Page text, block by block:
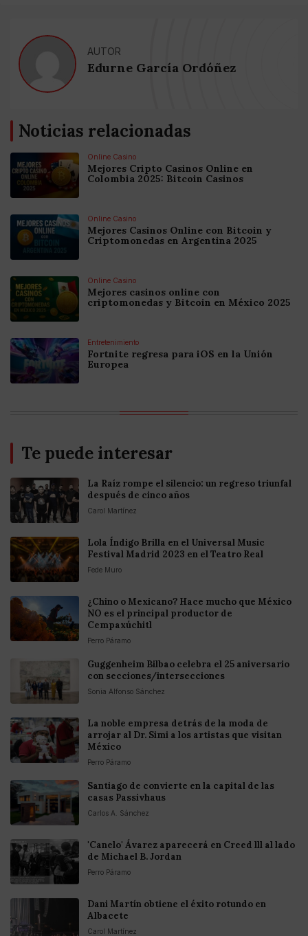
AUTOR
Edurne García Ordóñez
Noticias relacionadas
Online Casino
Mejores Cripto Casinos Online en
Colombia 2025: Bitcoin Casinos
Online Casino
Mejores Casinos Online con Bitcoin y
Criptomonedas en Argentina 2025
Online Casino
Mejores casinos online con
criptomonedas y Bitcoin en México 2025
Entretenimiento
Fortnite regresa para iOS en la Unión
Europea
Te puede interesar
La Raíz rompe el silencio: un regreso triunfal
después de cinco años
Carol Martínez
Lola Índigo Brilla en el Universal Music
Festival Madrid 2023 en el Teatro Real
Fede Muro
¿Chino o Mexicano? Hace mucho que México
NO es el principal productor de
Cempaxúchitl
Perro Páramo
Guggenheim Bilbao celebra el 25 aniversario
con secciones/intersecciones
Sonia Alfonso Sánchez
La noble empresa detrás de la moda de
arrojar al Dr. Simi a los artistas que visitan
México
Perro Páramo
Santiago de convierte en la capital de las
casas Passivhaus
Carlos A. Sánchez
'Canelo' Ávarez aparecerá en Creed lll al lado
de Michael B. Jordan
Perro Páramo
Dani Martín obtiene el éxito rotundo en
Albacete
Carol Martínez